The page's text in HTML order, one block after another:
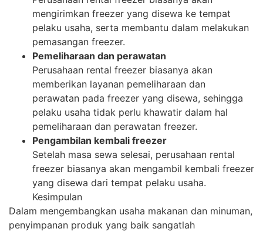
mengirimkan freezer yang disewa ke tempat
pelaku usaha, serta membantu dalam melakukan
pemasangan freezer.
Pemeliharaan dan perawatan
Perusahaan rental freezer biasanya akan
memberikan layanan pemeliharaan dan
perawatan pada freezer yang disewa, sehingga
pelaku usaha tidak perlu khawatir dalam hal
pemeliharaan dan perawatan freezer.
Pengambilan kembali freezer
Setelah masa sewa selesai, perusahaan rental
freezer biasanya akan mengambil kembali freezer
yang disewa dari tempat pelaku usaha.
Kesimpulan
Dalam mengembangkan usaha makanan dan minuman,
penyimpanan produk yang baik sangatlah